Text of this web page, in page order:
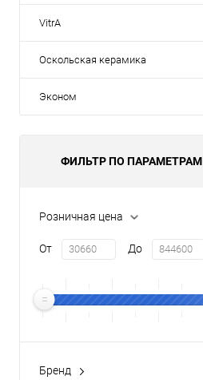
VitrA
Оскольская керамика
Эконом
ФИЛЬТР ПО ПАРАМЕТРАМ
Розничная цена
От До
Бренд